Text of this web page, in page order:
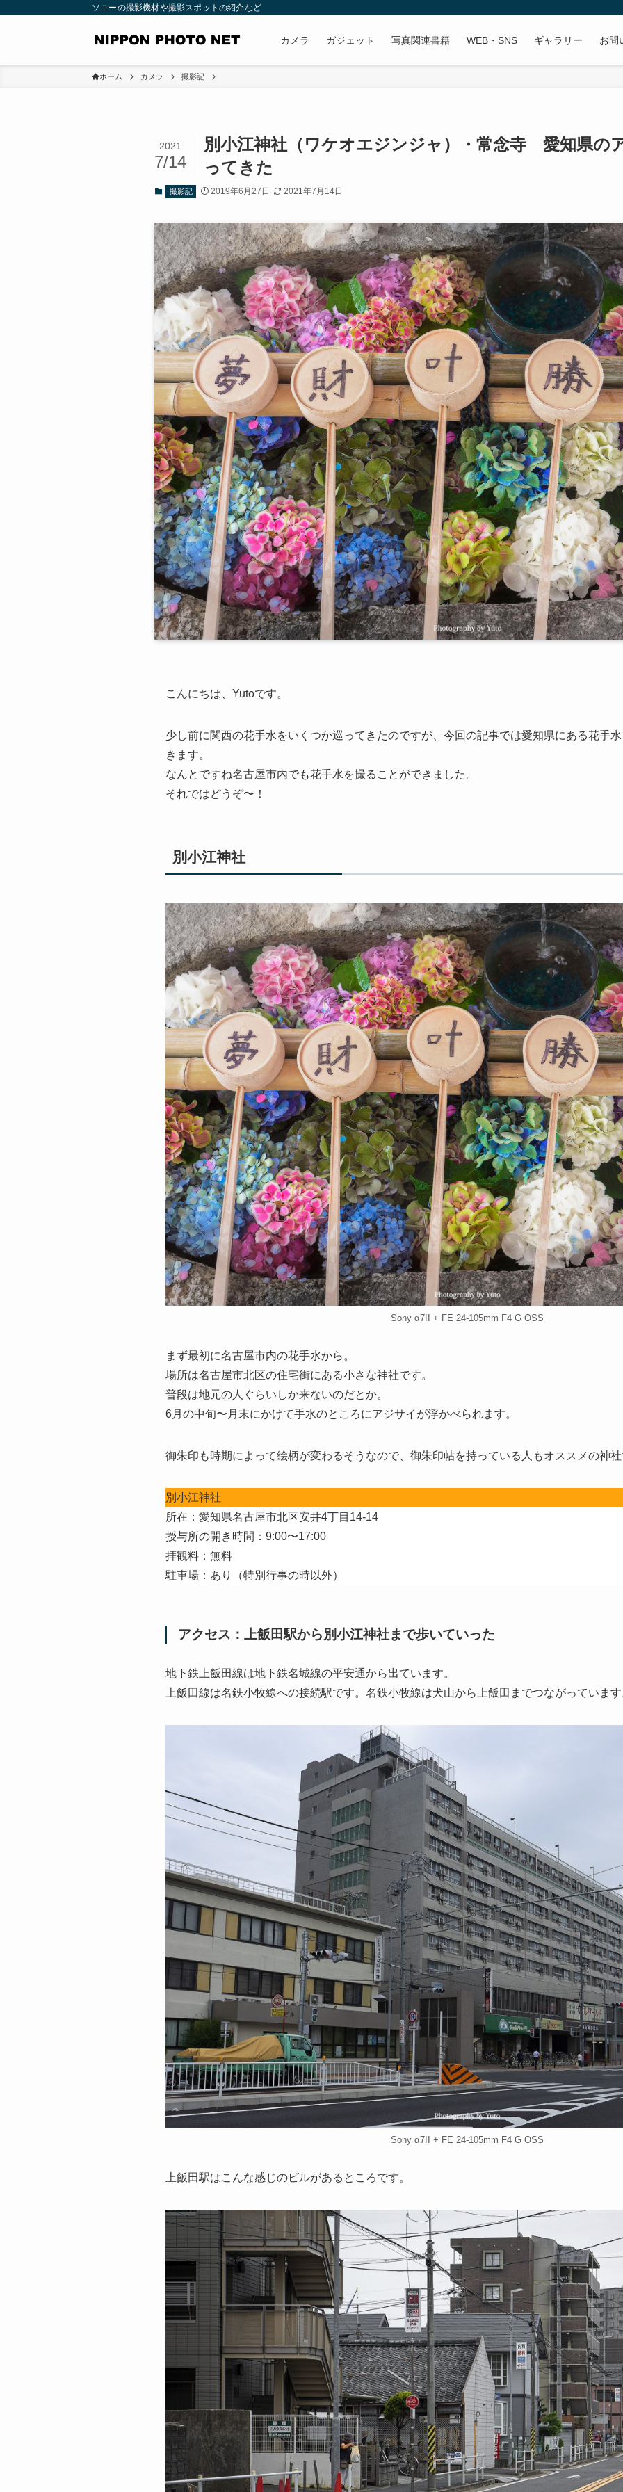
ソニーの撮影機材や撮影スポットの紹介など
カメラ ガジェット 写真関連書籍 WEB・SNS ギャラリー お問
ホーム カメラ 撮影記
別小江神社（ワケオエジンジャ）・常念寺 愛知県の
ってきた
2021
7/14
撮影記 2019年6月27日 2021年7月14日
こんにちは、Yutoです。
少し前に関西の花手水をいくつか巡ってきたのですが、今回の記事では愛知県にある花手
きます。
なんとですね名古屋市内でも花手水を撮ることができました。
それではどうぞ〜！
別小江神社
Sony α7II + FE 24-105mm F4 G OSS
まず最初に名古屋市内の花手水から。
場所は名古屋市北区の住宅街にある小さな神社です。
普段は地元の人ぐらいしか来ないのだとか。
6月の中旬〜月末にかけて手水のところにアジサイが浮かべられます。
御朱印も時期によって絵柄が変わるそうなので、御朱印帖を持っている人もオススメの神
別小江神社
所在：愛知県名古屋市北区安井4丁目14-14
授与所の開き時間：9:00〜17:00
拝観料：無料
駐車場：あり（特別行事の時以外）
アクセス：上飯田駅から別小江神社まで歩いていった
地下鉄上飯田線は地下鉄名城線の平安通から出ています。
上飯田線は名鉄小牧線への接続駅です。名鉄小牧線は犬山から上飯田までつながっていま
Sony α7II + FE 24-105mm F4 G OSS
上飯田駅はこんな感じのビルがあるところです。